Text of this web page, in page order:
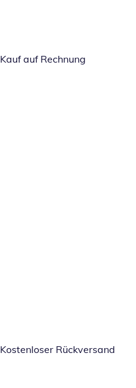
Kauf auf Rechnung
Kostenloser Rückversand